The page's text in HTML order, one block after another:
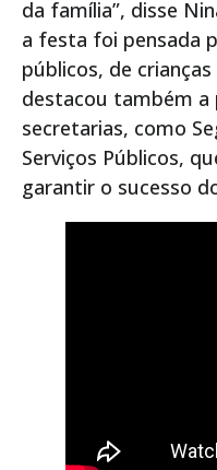
da família”, disse
a festa foi pensada
públicos, de
destacou também a
secretarias, como
Serviços Públicos,
garantir o sucesso